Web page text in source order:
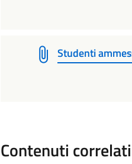
Studenti
Contenuti correlati